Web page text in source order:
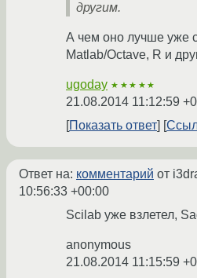
другим.
А чем оно лучше уже
Matlab/Octave, R и
ugoday ★★★★★
21.08.2014 11:12:59
Показать ответ
Ответ на: комментарий от
10:56:33 +00:00
Scilab уже взлетел,
anonymous
21.08.2014 11:15:59